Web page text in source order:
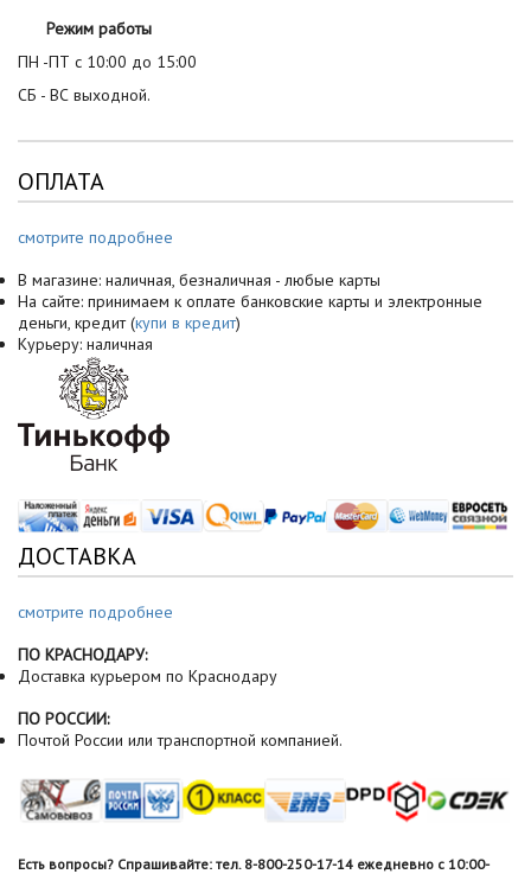
Режим работы
ПН -ПТ с 10:00 до 15:00
СБ - ВС выходной.
ОПЛАТА
смотрите подробнее
В магазине: наличная, безналичная - любые карты
На сайте: принимаем к оплате банковские карты и электронные
деньги, кредит (купи в кредит)
Курьеру: наличная
ДОСТАВКА
смотрите подробнее
ПО КРАСНОДАРУ:
Доставка курьером по Краснодару
ПО РОССИИ:
Почтой России или транспортной компанией.
Есть вопросы? Спрашивайте: тел. 8-800-250-17-14 ежедневно с 10:00-